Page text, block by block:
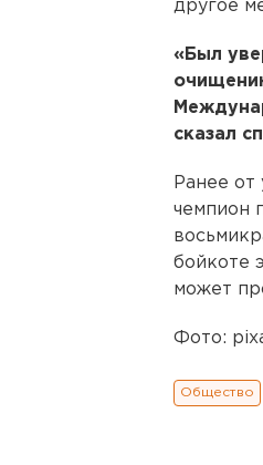
другое
«Был
сказал
Ранее от
чемпион
бойкоте
может
Фото:
Общество